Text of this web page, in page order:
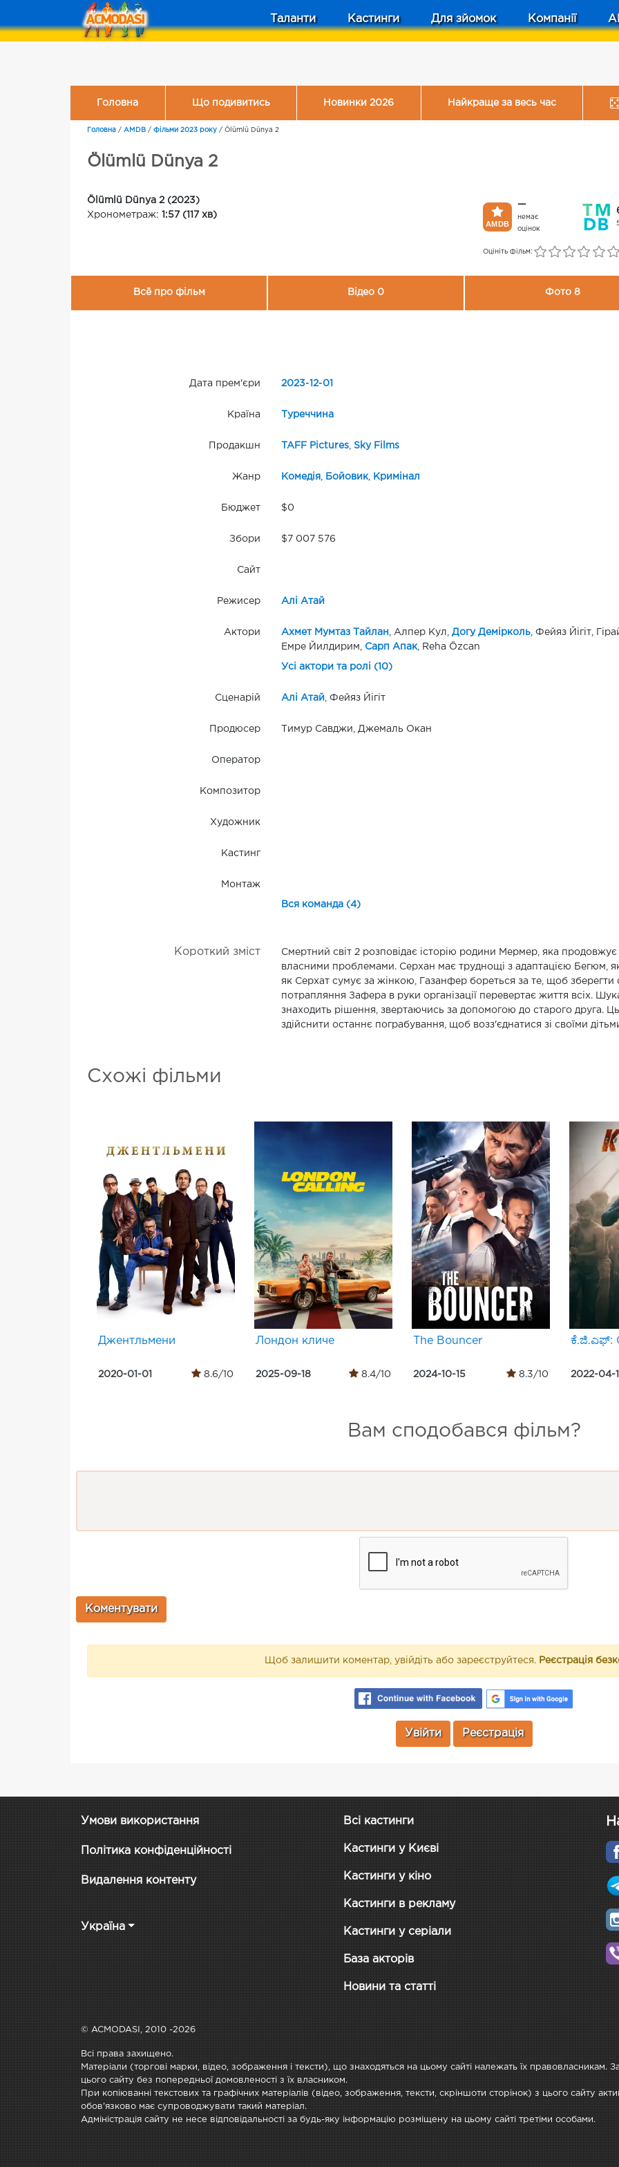
Таланти Кастинги Для зйомок Компанії
Головна Що подивитись Новинки 2026 Найкраще за весь час
Головна / AMDB / Фільми 2023 року / Ölümlü Dünya 2
Ölümlü Dünya 2
Ölümlü Dünya 2 (2023)
Хронометраж: 1:57 (117 хв)
—
немає
оцінок
Оцініть фільм:
Всё про фільм Відео 0 Фото 8
Дата прем'єри 2023-12-01
Країна Туреччина
Продакшн TAFF Pictures, Sky Films
Жанр Комедія, Бойовик, Кримінал
Бюджет $0
Збори $7 007 576
Сайт
Режисер Алі Атай
Актори Ахмет Мумтаз Тайлан , Алпер Кул, Догу Демірколь, Фейяз Йігіт,
Емре Йилдирим,
Сарп Апак, Reha Özcan
Усі актори та ролі (10)
Сценарій Алі Атай , Фейяз Йігіт
Продюсер Тимур Савджи, Джемаль Окан
Оператор
Композитор
Художник
Кастинг
Монтаж
Вся команда (4)
Короткий зміст
Смертний світ 2 розповідає історію родини Мермер, яка
власними проблемами. Серхан має труднощі з адаптацією Бегюм,
як Серхат сумує за жінкою, Газанфер бореться за те, щоб зберегти
потрапляння Зафера в руки організації перевертає життя всіх.
знаходить рішення, звертаючись за допомогою до старого друга.
здійснити останнє пограбування, щоб возз'єднатися зі своїми
Схожі фільми
Джентльмени
2020-01-01 8.6/10
Лондон кличе
2025-09-18 8.4/10
The Bouncer
2024-10-15 8.3/10
ಕೆ.ಜಿ.ಎಫ್:
2022-04-
Вам сподобався фільм?
Щоб залишити коментар, увійдіть або зареєструйтеся. Реєстрація
Увійти Реєстрація
Умови використання
Політика конфіденційності
Видалення контенту
Україна
Всі кастинги
Кастинги у Києві
Кастинги у кіно
Кастинги в рекламу
Кастинги у серіали
База акторів
Новини та статті
© ACMODASI, 2010 -2026
Всі права захищено.
Матеріали (торгові марки, відео, зображення і тексти), що знаходяться на цьому сайті належать їх правовласникам.
цього сайту без попередньої домовленості з їх власником.
При копіюванні текстових та графічних матеріалів (відео, зображення, тексти, скріншоти сторінок) з цього сайту
обов'язково має супроводжувати такий матеріал.
Адміністрація сайту не несе відповідальності за будь-яку інформацію розміщену на цьому сайті третіми особами.